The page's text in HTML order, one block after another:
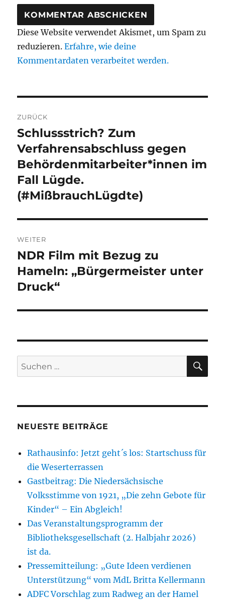
Diese Website verwendet Akismet, um Spam zu
reduzieren.Erfahre, wie deine
Kommentardaten verarbeitet werden.
ZURÜCK
Vorheriger
Beitrag:
Schlussstrich? Zum
Verfahrensabschluss gegen
Behördenmitarbeiter*innen im
Fall Lügde.
(#MißbrauchLügdte)
WEITER
Nächster
Beitrag:
NDR Film mit Bezug zu
Hameln: „Bürgermeister unter
Druck“
Suchen
nach:
NEUESTE BEITRÄGE
Rathausinfo: Jetzt geht´s los: Startschuss für
die Weserterrassen
Gastbeitrag: Die Niedersächsische
Volksstimme von 1921, „Die zehn Gebote für
Kinder“ – Ein Abgleich!
Das Veranstaltungsprogramm der
Bibliotheksgesellschaft (2. Halbjahr 2026)
ist da.
Pressemitteilung: „Gute Ideen verdienen
Unterstützung“ vom MdL Britta Kellermann
ADFC Vorschlag zum Radweg an der Hamel